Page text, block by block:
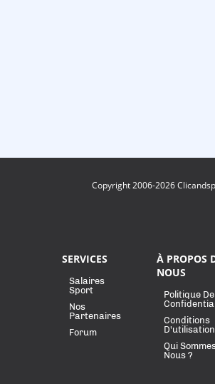
Copyright 2006-2026
SERVICES
Salaires
Sport
Nos
Partenaires
Forum
À PROPOS
NOUS
Politique De
Conditions
D'utilisation
Qui
Nous ?